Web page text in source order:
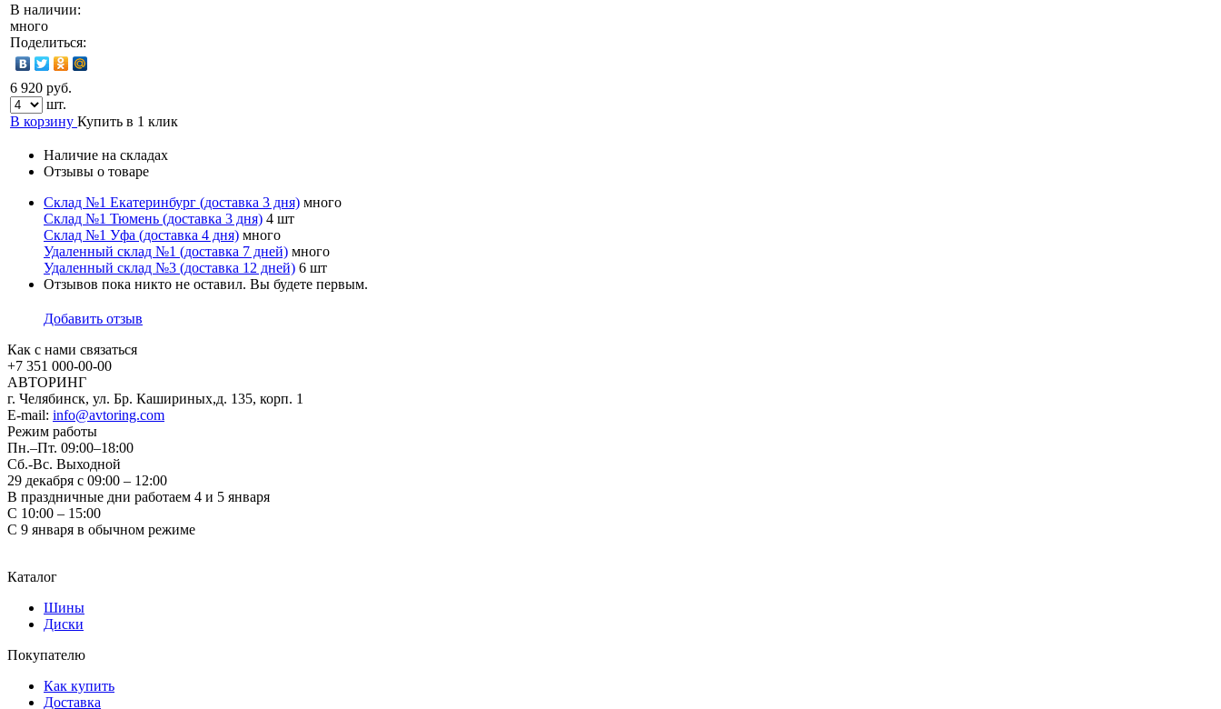
В наличии:
много
Поделиться:
6 920 руб.
шт.
В корзину Купить в 1 клик
Наличие на складах
Отзывы о товаре
Склад №1 Екатеринбург (доставка 3 дня) много
Склад №1 Тюмень (доставка 3 дня) 4 шт
Склад №1 Уфа (доставка 4 дня) много
Удаленный склад №1 (доставка 7 дней) много
Удаленный склад №3 (доставка 12 дней) 6 шт
Отзывов пока никто не оставил. Вы будете первым.
Добавить отзыв
Как с нами связаться
+7 351 000-00-00
АВТОРИНГ
г. Челябинск, ул. Бр. Кашириных,д. 135, корп. 1
E-mail: info@avtoring.com
Режим работы
Пн.–Пт. 09:00–18:00
Сб.-Вс. Выходной
29 декабря с 09:00 – 12:00
В праздничные дни работаем 4 и 5 января
С 10:00 – 15:00
С 9 января в обычном режиме
Каталог
Шины
Диски
Покупателю
Как купить
Доставка